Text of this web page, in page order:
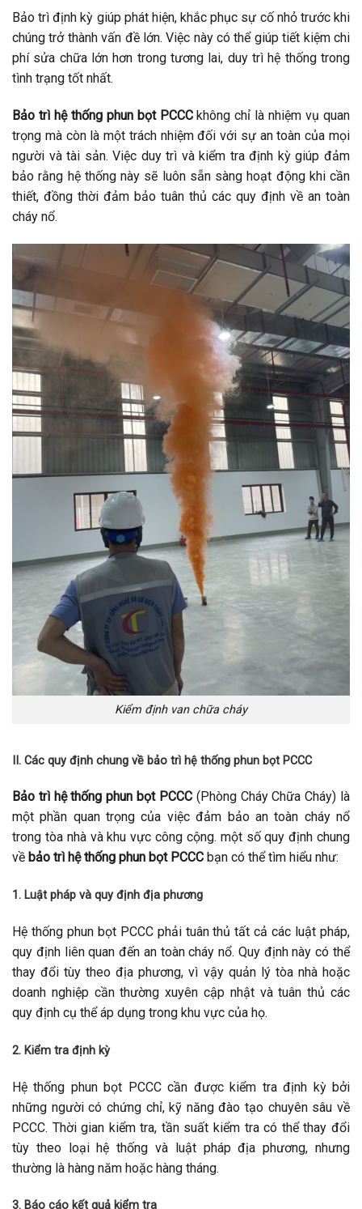
Bảo trì định kỳ giúp phát hiện, khắc phục sự cố nhỏ trước khi
chúng trở thành vấn đề lớn. Việc này có thể giúp tiết kiệm chi
phí sửa chữa lớn hơn trong tương lai, duy trì hệ thống trong
tình trạng tốt nhất.
Bảo trì hệ thống phun bọt PCCCkhông chỉ là nhiệm vụ quan
trọng mà còn là một trách nhiệm đối với sự an toàn của mọi
người và tài sản. Việc duy trì và kiểm tra định kỳ giúp đảm
bảo rằng hệ thống này sẽ luôn sẵn sàng hoạt động khi cần
thiết, đồng thời đảm bảo tuân thủ các quy định về an toàn
cháy nổ.
Kiểm định van chữa cháy
II. Các quy định chung về bảo trì hệ thống phun bọt PCCC
Bảo trì hệ thống phun bọt PCCC(Phòng Cháy Chữa Cháy) là
một phần quan trọng của việc đảm bảo an toàn cháy nổ
trong tòa nhà và khu vực công cộng. một số quy định chung
về bảo trì hệ thống phun bọt PCCC bạn có thể tìm hiểu như:
1. Luật pháp và quy định địa phương
Hệ thống phun bọt PCCC phải tuân thủ tất cả các luật pháp,
quy định liên quan đến an toàn cháy nổ. Quy định này có thể
thay đổi tùy theo địa phương, vì vậy quản lý tòa nhà hoặc
doanh nghiệp cần thường xuyên cập nhật và tuân thủ các
quy định cụ thể áp dụng trong khu vực của họ.
2. Kiểm tra định kỳ
Hệ thống phun bọt PCCC cần được kiểm tra định kỳ bởi
những người có chứng chỉ, kỹ năng đào tạo chuyên sâu về
PCCC. Thời gian kiểm tra, tần suất kiểm tra có thể thay đổi
tùy theo loại hệ thống và luật pháp địa phương, nhưng
thường là hàng năm hoặc hàng tháng.
3. Báo cáo kết quả kiểm tra